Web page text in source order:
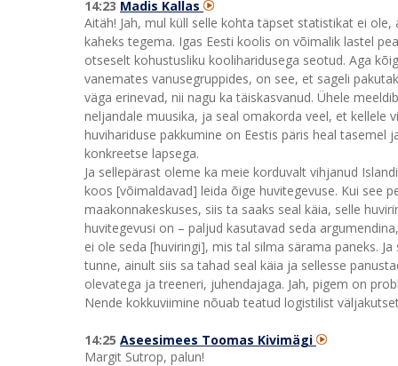
14:23 Madis Kallas
Aitäh! Jah, mul küll selle kohta täpset statistikat ei
kaheks tegema. Igas Eesti koolis on võimalik lastel
otseselt kohustusliku kooliharidusega seotud. Aga
vanemates vanusegruppides, on see, et sageli
väga erinevad, nii nagu ka täiskasvanud. Ühele
neljandale muusika, ja seal omakorda veel, et kellele
huvihariduse pakkumine on Eestis päris heal tasemel
konkreetse lapsega.
Ja sellepärast oleme ka meie korduvalt vihjanud
koos [võimaldavad] leida õige huvitegevuse. Kui see
maakonnakeskuses, siis ta saaks seal käia, selle
huvitegevusi on – paljud kasutavad seda
ei ole seda [huviringi], mis tal silma särama paneks.
tunne, ainult siis sa tahad seal käia ja sellesse
olevatega ja treeneri, juhendajaga. Jah, pigem on
Nende kokkuviimine nõuab teatud logistilist
14:25 Aseesimees Toomas Kivimägi
Margit Sutrop, palun!